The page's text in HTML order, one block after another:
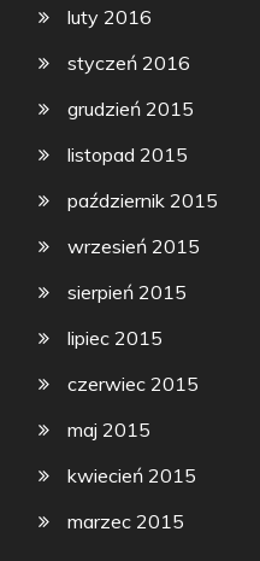
luty 2016
styczeń 2016
grudzień 2015
listopad 2015
październik 2015
wrzesień 2015
sierpień 2015
lipiec 2015
czerwiec 2015
maj 2015
kwiecień 2015
marzec 2015